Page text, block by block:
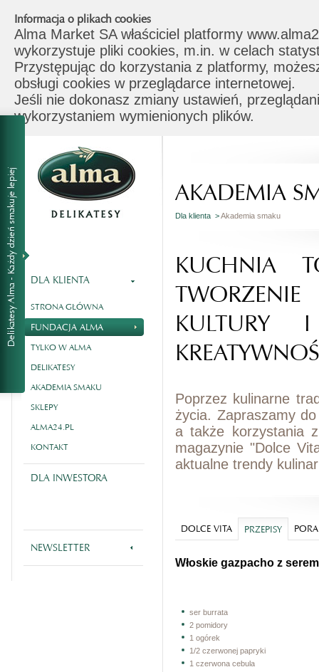
Informacja o plikach cookies
Alma Market SA właściciel platformy
wykorzystuje pliki cookies, m.in. w celach
Przystępując do korzystania z platformy,
obsługi cookies w przeglądarce internetowej.
Jeśli nie dokonasz zmiany ustawień,
wykorzystaniem wymienionych plików.
DLA KLIENTA
STRONA GŁÓWNA
FUNDACJA ALMA
TYLKO W ALMA
DELIKATESY
AKADEMIA SMAKU
SKLEPY
ALMA24.PL
KONTAKT
DLA INWESTORA
NEWSLETTER
AKADEMIA
Dla klienta >Akademia smaku
KUCHNIA
KULTURY I
Poprzez kulinarne
życia. Zapraszamy
a także korzystania
magazynie "Dolce
aktualne trendy
DOLCE VITA PRZEPISY
Włoskie gazpacho z
ser burrata
2 pomidory
1 ogórek
1/2 czerwonej papryki
1 czerwona cebula